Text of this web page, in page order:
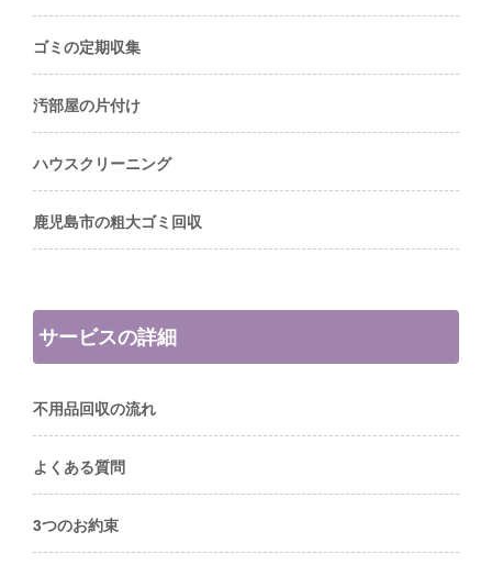
ゴミの定期収集
汚部屋の片付け
ハウスクリーニング
鹿児島市の粗大ゴミ回収
サービスの詳細
不用品回収の流れ
よくある質問
3つのお約束